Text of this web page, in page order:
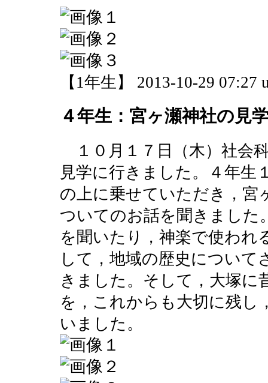
【1年生】 2013-10-29 07:27
４年生：宮ヶ瀬神社の見
１０月１７日（木）社会
見学に行きました。４年生
の上に乗せていただき，宮
ついてのお話を聞きました
を聞いたり，神楽で使われ
して，地域の歴史について
きました。そして，大塚に
を，これからも大切に残し
いました。